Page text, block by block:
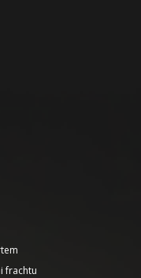
frachtu